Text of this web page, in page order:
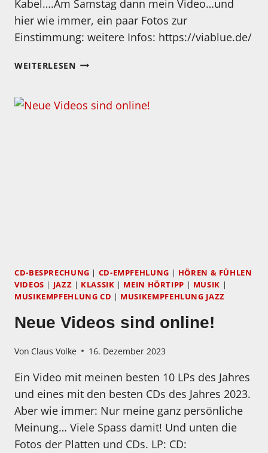
Kabel….Am Samstag dann mein Video…und
hier wie immer, ein paar Fotos zur
Einstimmung: weitere Infos: https://viablue.de/
WEITERLESENVIABLUE
SILVER
CD-BESPRECHUNG | CD-EMPFEHLUNG | HÖREN & FÜHLEN
VIDEOS | JAZZ | KLASSIK | MEIN HÖRTIPP | MUSIK |
MUSIKEMPFEHLUNG CD | MUSIKEMPFEHLUNG JAZZ
Neue Videos sind online!
Von Claus Volke 16. Dezember 2023
Ein Video mit meinen besten 10 LPs des Jahres
und eines mit den besten CDs des Jahres 2023.
Aber wie immer: Nur meine ganz persönliche
Meinung… Viele Spass damit! Und unten die
Fotos der Platten und CDs. LP: CD: